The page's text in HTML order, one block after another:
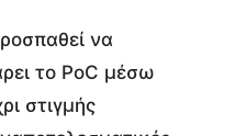
να
το PoC μέσω
στιγμής